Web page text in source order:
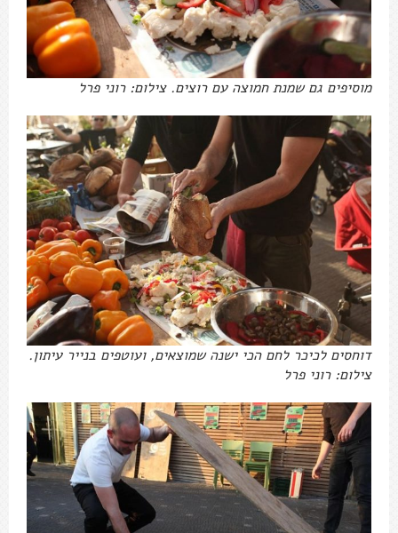
מוסיפים גם שמנת חמוצה עם רוצים. צילום: רוני פרל
דוחסים לכיכר לחם הכי ישנה שמוצאים, ועוטפים בנייר עיתון.
צילום: רוני פרל